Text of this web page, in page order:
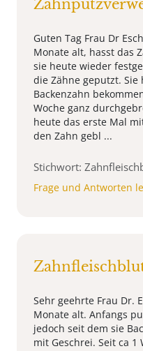
Guten Tag Frau Dr
Monate alt, hasst das
sie heute wieder
die Zähne geputzt.
Backenzahn
Woche ganz
heute das erste Mal
den Zahn gebl ...
Stichwort:
Frage und Antworten
Sehr geehrte Frau Dr.
Monate alt. Anfangs
jedoch seit dem sie
mit Geschrei. Seit ca